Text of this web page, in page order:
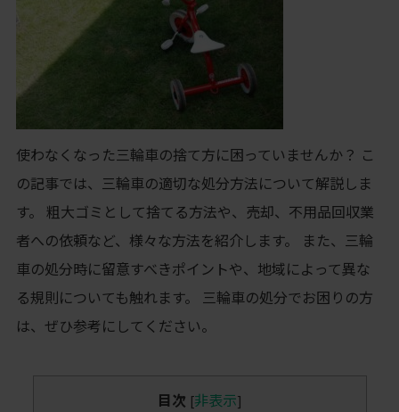
使わなくなった三輪車の捨て方に困っていませんか？ こ
の記事では、三輪車の適切な処分方法について解説しま
す。 粗大ゴミとして捨てる方法や、売却、不用品回収業
者への依頼など、様々な方法を紹介します。 また、三輪
車の処分時に留意すべきポイントや、地域によって異な
る規則についても触れます。 三輪車の処分でお困りの方
は、ぜひ参考にしてください。
目次 [非表示]